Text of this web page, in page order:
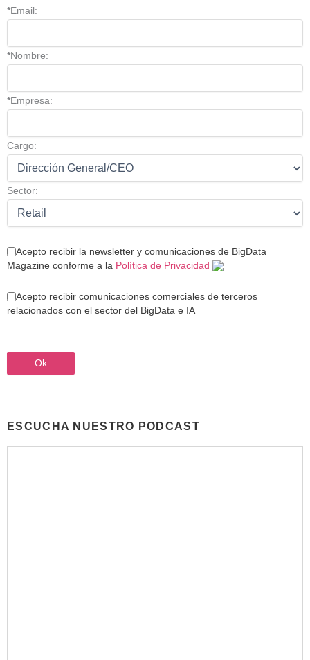
*Email:
*Nombre:
*Empresa:
Cargo:
Sector:
Acepto recibir la newsletter y comunicaciones de BigData
Magazine conforme a la Política de Privacidad
Acepto recibir comunicaciones comerciales de terceros
relacionados con el sector del BigData e IA
ESCUCHA NUESTRO PODCAST